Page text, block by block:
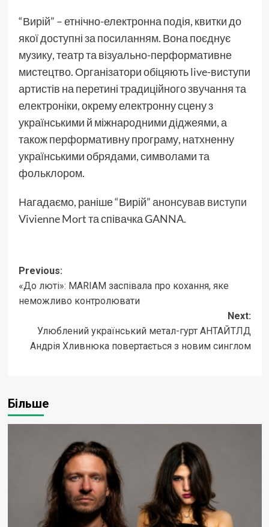
“Вирій” – етнічно-електронна подія, квитки до
якої доступніза посиланням. Вона поєднує
музику, театр та візуально-перформативне
мистецтво. Організатори обіцяють live-виступи
артистів на перетині традиційного звучання та
електроніки, окрему електронну сцену з
українськими й міжнародними діджеями, а
також перформативну програму, натхненну
українськими обрядами, символами та
фольклором.
Нагадаємо, раніше “Вирій”анонсував виступи
Vivienne Mort та співачка GANNA.
Post
navigation
Previous:
«До люті»: MARIAM заспівала про кохання, яке
неможливо контролювати
Next:
Улюблений український метал-гурт АНТАЙТЛД
Андрія Хливнюка повертається з новим синглом
Більше